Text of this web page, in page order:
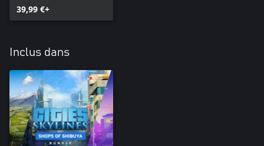
39,99 €+
Inclus dans